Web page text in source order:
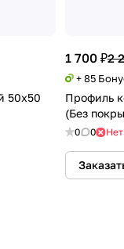
50х50
1 700 ₽2
+ 85
Профиль
(Без
0 0